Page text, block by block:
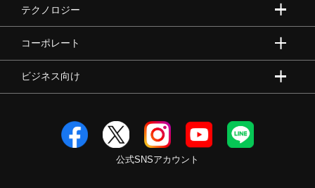
テクノロジー
コーポレート
ビジネス向け
公式SNSアカウント